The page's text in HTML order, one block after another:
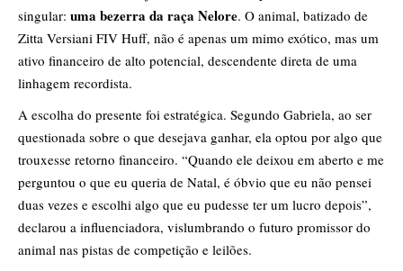
singular: uma bezerra da raça Nelore. O animal, batizado de
Zitta Versiani FIV Huff, não é apenas um mimo exótico, mas um
ativo financeiro de alto potencial, descendente direta de uma
linhagem recordista.
A escolha do presente foi estratégica. Segundo Gabriela, ao ser
questionada sobre o que desejava ganhar, ela optou por algo que
trouxesse retorno financeiro. “Quando ele deixou em aberto e me
perguntou o que eu queria de Natal, é óbvio que eu não pensei
duas vezes e escolhi algo que eu pudesse ter um lucro depois”,
declarou a influenciadora, vislumbrando o futuro promissor do
animal nas pistas de competição e leilões.